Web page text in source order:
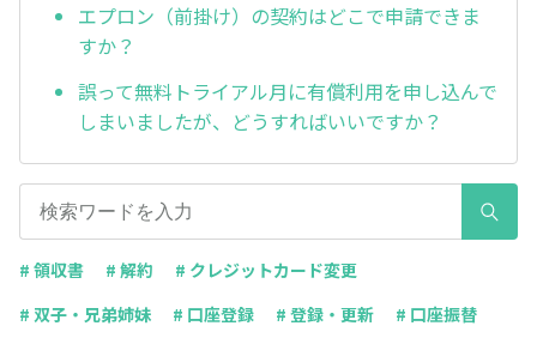
エプロン（前掛け）の契約はどこで申請できま
すか？
誤って無料トライアル月に有償利用を申し込んで
しまいましたが、どうすればいいですか？
# 領収書 # 解約
# クレジットカード変更
# 双子・兄弟姉妹
# 口座登録 # 登録・更新 # 口座振替